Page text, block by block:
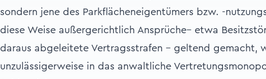
sondern jene des Parkflächeneigentümers bzw. -
diese Weise außergerichtlich Ansprüche– etwa
daraus abgeleitete Vertragsstrafen – geltend gemacht,
unzulässigerweise in das anwaltliche